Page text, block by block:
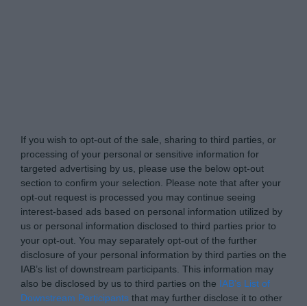
If you wish to opt-out of the sale, sharing to third parties, or
processing of your personal or sensitive information for
targeted advertising by us, please use the below opt-out
section to confirm your selection. Please note that after your
opt-out request is processed you may continue seeing
interest-based ads based on personal information utilized by
us or personal information disclosed to third parties prior to
your opt-out. You may separately opt-out of the further
disclosure of your personal information by third parties on the
IAB’s list of downstream participants. This information may
also be disclosed by us to third parties on the IAB’s List of
Downstream Participants that may further disclose it to other